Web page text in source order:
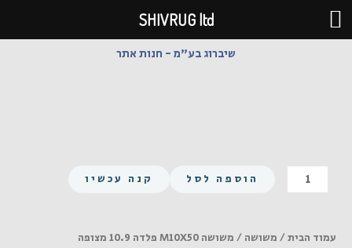
דילוג
לתוכן
שיברוג בע"מ - חנות אתר
כמות
של
הוספה לסל קנה עכשיו
עמוד הבית/ משושה / משושה M10X50 פלדה 10.9 מצופה
SHIVRUG ltd